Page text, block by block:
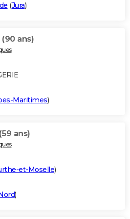
(Jura)
(90 ans)
Maritimes)
(59 ans)
et-Moselle)
)